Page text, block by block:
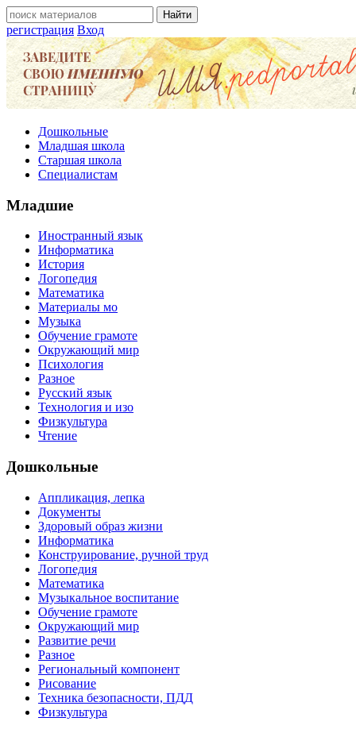
регистрация Вход
Дошкольные
Младшая школа
Старшая школа
Специалистам
Младшие
Иностранный язык
Информатика
История
Логопедия
Математика
Материалы мо
Музыка
Обучение грамоте
Окружающий мир
Психология
Разное
Русский язык
Технология и изо
Физкультура
Чтение
Дошкольные
Аппликация, лепка
Документы
Здоровый образ жизни
Информатика
Конструирование, ручной труд
Логопедия
Математика
Музыкальное воспитание
Обучение грамоте
Окружающий мир
Развитие речи
Разное
Региональный компонент
Рисование
Техника безопасности, ПДД
Физкультура